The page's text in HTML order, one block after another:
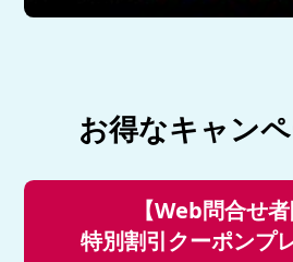
お得なキャン
【Web問合せ者
特別割引クーポンプ